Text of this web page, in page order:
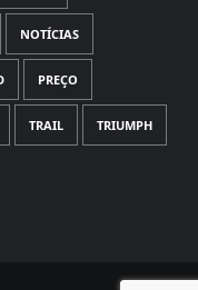
NOTÍCIAS
PREÇO
TRAIL TRIUMPH